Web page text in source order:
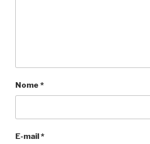
Nome *
E-mail*